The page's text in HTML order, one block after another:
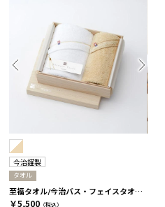
今治謹製
タオル
至福タオル/今治バス・フェイスタオル 2枚セット
￥5,500 （税込）